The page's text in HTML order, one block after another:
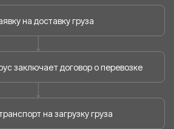
на доставку груза
заключает договор о перевозке
на загрузку груза